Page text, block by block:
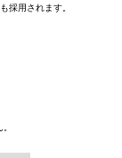
採用されます。